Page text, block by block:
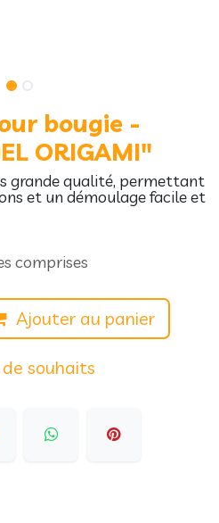
bougie -
ORIGAMI"
grande qualité, permettant
et un démoulage facile et
comprises
Ajouter au panier
souhaits